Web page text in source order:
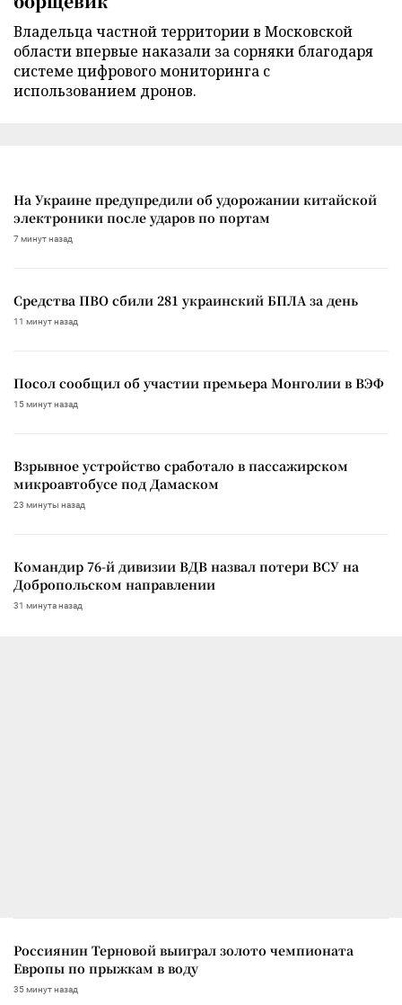
Владельца частной территории в Московской
области впервые наказали за сорняки благодаря
системе цифрового мониторинга с
использованием дронов.
На Украине предупредили об удорожании китайской
электроники после ударов по портам
7 минут назад
Средства ПВО сбили 281 украинский БПЛА за день
11 минут назад
Посол сообщил об участии премьера Монголии в ВЭФ
15 минут назад
Взрывное устройство сработало в пассажирском
микроавтобусе под Дамаском
23 минуты назад
Командир 76-й дивизии ВДВ назвал потери ВСУ на
Добропольском направлении
31 минута назад
Россиянин Терновой выиграл золото чемпионата
Европы по прыжкам в воду
35 минут назад